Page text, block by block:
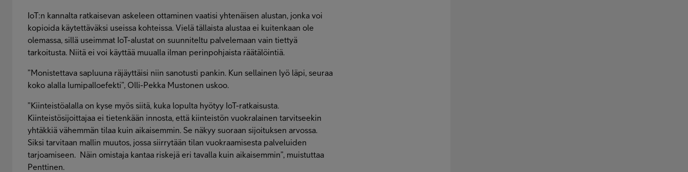
IoT:n kannalta ratkaisevan askeleen ottaminen vaatisi yhtenäisen alustan, jonka voi
kopioida käytettäväksi useissa kohteissa. Vielä tällaista alustaa ei kuitenkaan ole
olemassa, sillä useimmat IoT-alustat on suunniteltu palvelemaan vain tiettyä
tarkoitusta. Niitä ei voi käyttää muualla ilman perinpohjaista räätälöintiä.
”Monistettava sapluuna räjäyttäisi niin sanotusti pankin. Kun sellainen lyö läpi, seuraa
koko alalla lumipalloefekti”, Olli-Pekka Mustonen uskoo.
”Kiinteistöalalla on kyse myös siitä, kuka lopulta hyötyy IoT-ratkaisusta.
Kiinteistösijoittajaa ei tietenkään innosta, että kiinteistön vuokralainen tarvitseekin
yhtäkkiä vähemmän tilaa kuin aikaisemmin. Se näkyy suoraan sijoituksen arvossa.
Siksi tarvitaan mallin muutos, jossa siirrytään tilan vuokraamisesta palveluiden
tarjoamiseen. Näin omistaja kantaa riskejä eri tavalla kuin aikaisemmin”, muistuttaa
Penttinen.